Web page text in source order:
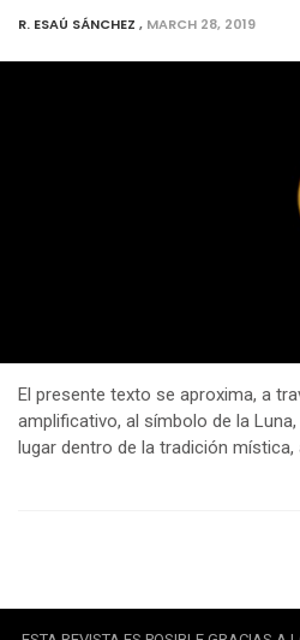
R. ESAÚ SÁNCHEZ , MARCH 28, 2019
El presente texto se aproxima, a
amplificativo, al símbolo de la
lugar dentro de la tradición